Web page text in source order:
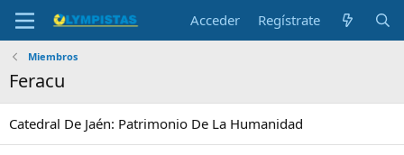
Acceder Regístrate
Miembros
Feracu
Catedral De Jaén: Patrimonio De La Humanidad